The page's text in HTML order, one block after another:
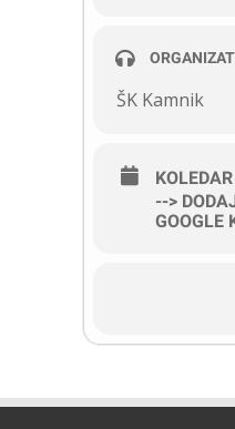
ŠK Kamnik
KOLEDAR
-->
GOOGLE